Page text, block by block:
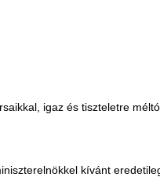
igaz és tiszteletre méltó
kívánt